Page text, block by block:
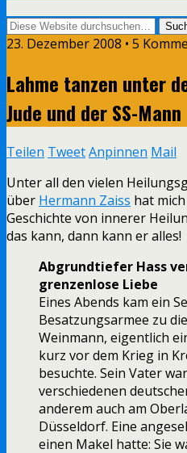
23. Dezember 2008 • 5
Lahme tanzen unter
Jude und der SS-Mann
Teilen TweetAnpinnen Mail
Unter all den vielen
über Hermann Zaiss hat
Geschichte von innerer
das kann, dann kann er alles!
Abgrundtiefer Hass
grenzenlose Liebe
Eines Abends kam ein
Besatzungsarmee zu
Weinmann, eigentlich
kurz vor dem Krieg in
besuchte. Sein Vater
verschiedenen
anderem auch am
Düsseldorf. Eine
einen Makel hatte: Sie